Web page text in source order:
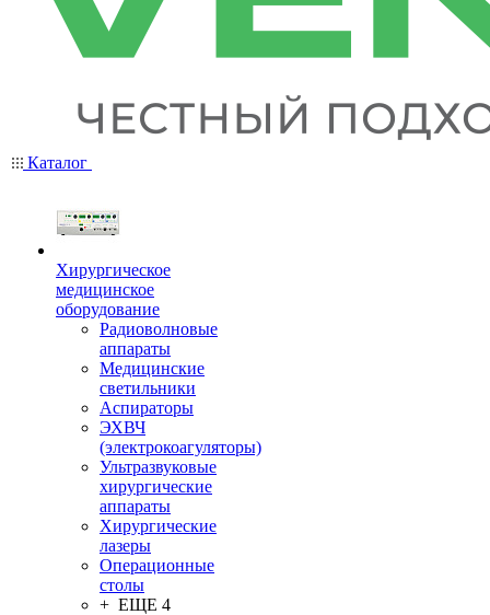
Каталог
Хирургическое
медицинское
оборудование
Радиоволновые
аппараты
Медицинские
светильники
Аспираторы
ЭХВЧ
(электрокоагуляторы)
Ультразвуковые
хирургические
аппараты
Хирургические
лазеры
Операционные
столы
+ ЕЩЕ 4